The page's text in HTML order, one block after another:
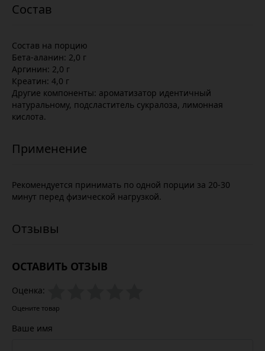
Состав на порцию
Бета-аланин: 2,0 г
Аргинин: 2,0 г
Креатин: 4,0 г
Другие компоненты: ароматизатор идентичный
натуральному, подсластитель сукралоза, лимонная
кислота.
Рекомендуется принимать по одной порции за 20-30
минут перед физической нагрузкой.
ОСТАВИТЬ ОТЗЫВ
Оценка:
Оцените товар
Ваше имя